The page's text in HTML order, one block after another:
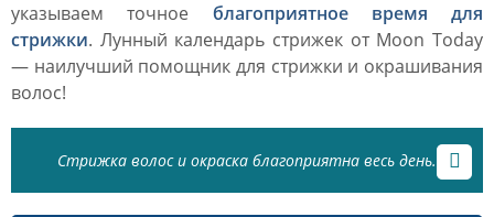
указываем точное благоприятное время для
стрижки. Лунный календарь стрижек от Moon Today
— наилучший помощник для стрижки и окрашивания
волос!
Стрижка волос и окраска благоприятна весь день.